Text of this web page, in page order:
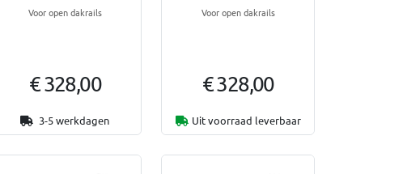
Voor open dakrails
€ 328,00
3-5 werkdagen
Voor open dakrails
€ 328,00
Uit voorraad leverbaar